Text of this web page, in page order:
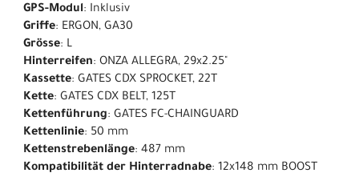
GPS-Modul: Inklusiv
Griffe: ERGON, GA30
Grösse: L
Hinterreifen: ONZA ALLEGRA, 29x2.25"
Kassette: GATES CDX SPROCKET, 22T
Kette: GATES CDX BELT, 125T
Kettenführung: GATES FC-CHAINGUARD
Kettenlinie: 50 mm
Kettenstrebenlänge: 487 mm
Kompatibilität der Hinterradnabe: 12x148 mm BOOST